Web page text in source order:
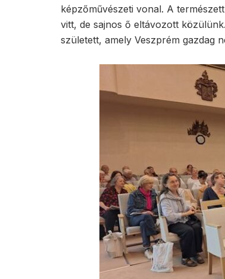
képzőművészeti vonal. A
vitt, de sajnos ő eltávozott
született, amely Veszprém gazdag